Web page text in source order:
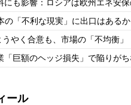
にも影響：ロシアは欧州エネ安
の「不利な現実」に出口はあるか
やく合意も、市場の「不均衡」
「巨額のヘッジ損失」で陥りが
ール